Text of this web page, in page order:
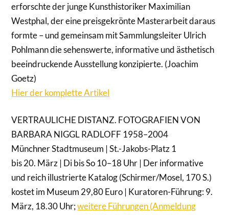
erforschte der junge Kunsthistoriker Maximilian
Westphal, der eine preisgekrönte Masterarbeit daraus
formte – und gemeinsam mit Sammlungsleiter Ulrich
Pohlmann die sehenswerte, informative und ästhetisch
beeindruckende Ausstellung konzipierte. (Joachim
Goetz)
Hier der komplette Artikel
VERTRAULICHE DISTANZ. FOTOGRAFIEN VON
BARBARA NIGGL RADLOFF 1958–2004
Münchner Stadtmuseum | St.-Jakobs-Platz 1
bis 20. März | Di bis So 10–18 Uhr | Der informative
und reich illustrierte Katalog (Schirmer/Mosel, 170 S.)
kostet im Museum 29,80 Euro | Kuratoren-Führung: 9.
März, 18.30 Uhr;weitere Führungen (Anmeldung